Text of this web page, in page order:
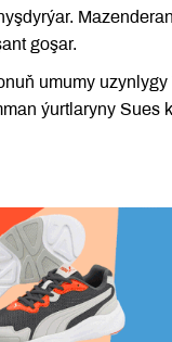
goşar.
umumy
ýurtlaryny Sues